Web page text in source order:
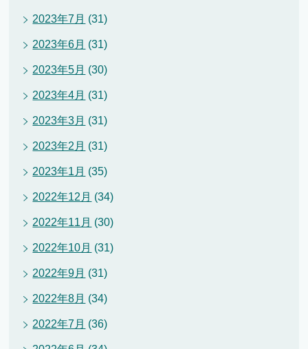
2023年7月 (31)
2023年6月 (31)
2023年5月 (30)
2023年4月 (31)
2023年3月 (31)
2023年2月 (31)
2023年1月 (35)
2022年12月 (34)
2022年11月 (30)
2022年10月 (31)
2022年9月 (31)
2022年8月 (34)
2022年7月 (36)